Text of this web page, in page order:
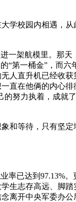
校园内相遇，从
架航模里。那天
“第一桶金”，而
人直升机已经收
直在他俩的内心
努力执着，成就
等待，只有坚定
已达到97.13%。
生志存高远、脚
离开中央军委办